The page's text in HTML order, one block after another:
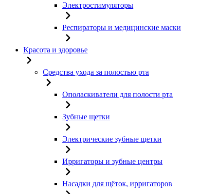
Электростимуляторы
Респираторы и медицинские маски
Красота и здоровье
Средства ухода за полостью рта
Ополаскиватели для полости рта
Зубные щетки
Электрические зубные щетки
Ирригаторы и зубные центры
Насадки для щёток, ирригаторов